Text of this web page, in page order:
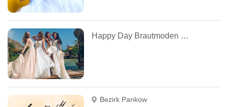
Happy Day Brautmoden Berlin
Bezirk Pankow